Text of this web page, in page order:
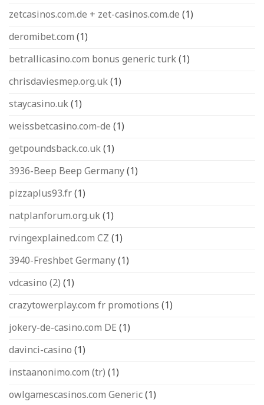
zetcasinos.com.de + zet-casinos.com.de (1)
deromibet.com (1)
betrallicasino.com bonus generic turk(1)
chrisdaviesmep.org.uk(1)
staycasino.uk(1)
weissbetcasino.com-de (1)
getpoundsback.co.uk(1)
3936-Beep Beep Germany(1)
pizzaplus93.fr(1)
natplanforum.org.uk(1)
rvingexplained.com CZ (1)
3940-Freshbet Germany(1)
vdcasino (2) (1)
crazytowerplay.com fr promotions (1)
jokery-de-casino.com DE (1)
davinci-casino (1)
instaanonimo.com (tr) (1)
owlgamescasinos.com Generic(1)